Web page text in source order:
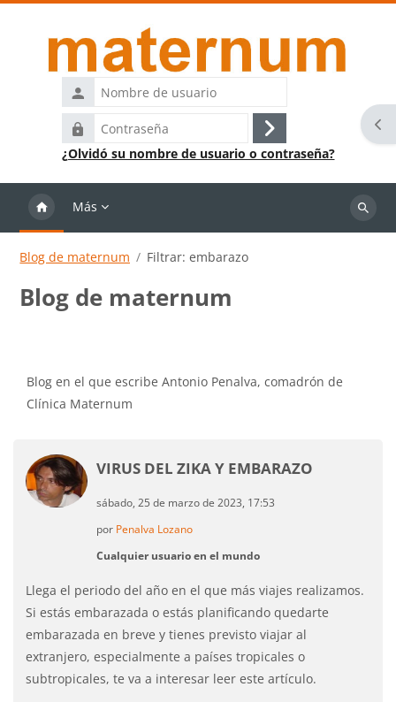
Nombre
de
usuario
Contraseña
Acceder
¿Olvidó su nombre de usuario o contraseña?
Más
Buscar
Blog de maternum Filtrar: embarazo
Blog de maternum
Blog en el que escribe Antonio Penalva, comadrón de
Clínica Maternum
VIRUS DEL ZIKA Y EMBARAZO
sábado, 25 de marzo de 2023, 17:53
por Penalva Lozano
Cualquier usuario en el mundo
Llega el periodo del año en el que más viajes realizamos.
Si estás embarazada o estás planificando quedarte
embarazada en breve y tienes previsto viajar al
extranjero, especialmente a países tropicales o
subtropicales, te va a interesar leer este artículo.